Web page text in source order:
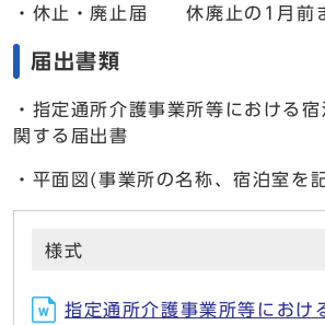
・休止・廃止届 休廃止の1月前
届出書類
・指定通所介護事業所等における
関する届出書
・平面図(事業所の名称、宿泊室を
様式
指定通所介護事業所等におけ